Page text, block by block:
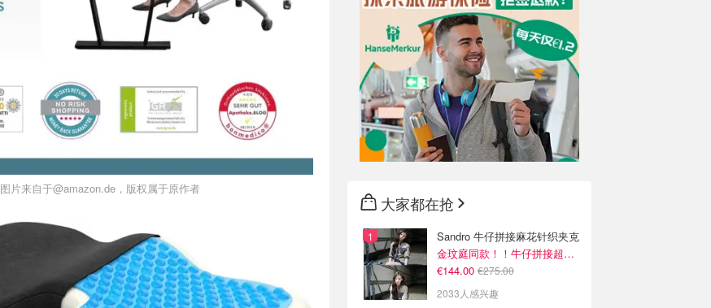
图片来自于@amazon.de，版权属于原作者
大家都在抢
Sandro 牛仔拼接麻花针织夹克
金玟庭同款！！牛仔拼接超有层次感
€144.00 €275.00
2033人感兴趣